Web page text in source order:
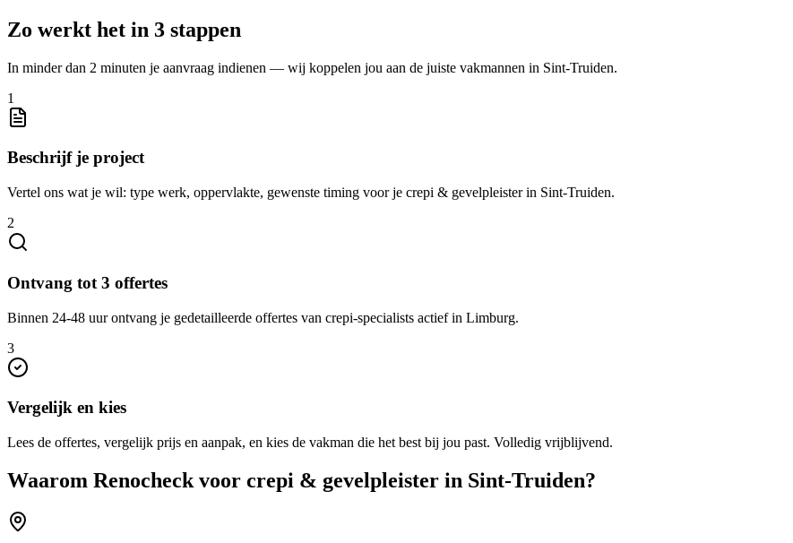
Zo werkt het in 3 stappen
In minder dan 2 minuten je aanvraag indienen — wij koppelen jou aan de juiste vakmannen in Sint-Truiden.
1
Beschrijf je project
Vertel ons wat je wil: type werk, oppervlakte, gewenste timing voor je crepi & gevelpleister in Sint-Truiden.
2
Ontvang tot 3 offertes
Binnen 24-48 uur ontvang je gedetailleerde offertes van crepi-specialists actief in Limburg.
3
Vergelijk en kies
Lees de offertes, vergelijk prijs en aanpak, en kies de vakman die het best bij jou past. Volledig vrijblijvend.
Waarom Renocheck voor crepi & gevelpleister in Sint-Truiden?